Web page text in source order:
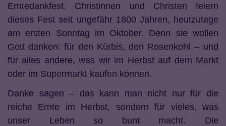
Erntedankfest. Christinnen und Christen feiern
dieses Fest seit ungefähr 1800 Jahren, heutzutage
am ersten Sonntag im Oktober. Denn sie wollen
Gott danken: für den Kürbis, den Rosenkohl -- und
für alles andere, was wir im Herbst auf dem Markt
oder im Supermarkt kaufen können.
Danke sagen – das kann man nicht nur für die
reiche Ernte im Herbst, sondern für vieles, was
unser Leben so bunt macht. Die